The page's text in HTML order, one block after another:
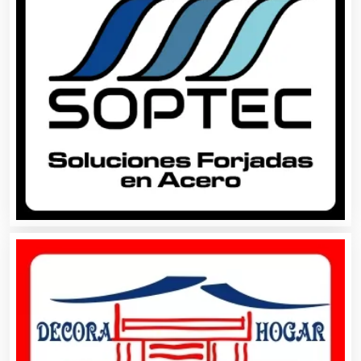
Automatización
Automóviles Nuevos y Usados
Autopartes Eléctricas
Balnearios